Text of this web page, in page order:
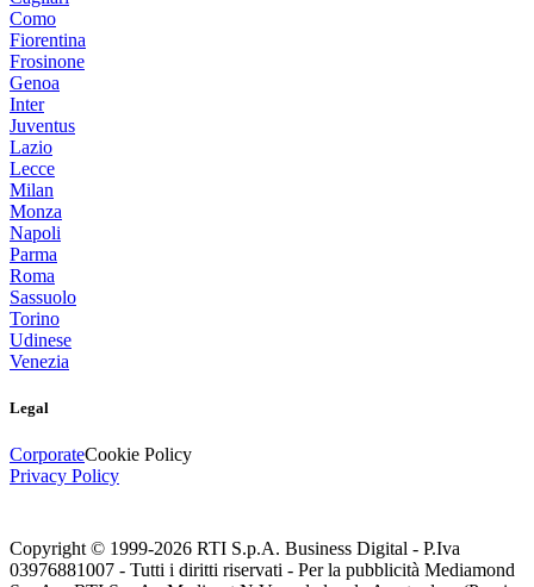
Como
Fiorentina
Frosinone
Genoa
Inter
Juventus
Lazio
Lecce
Milan
Monza
Napoli
Parma
Roma
Sassuolo
Torino
Udinese
Venezia
Legal
CorporateCookie Policy
Privacy Policy
Copyright © 1999-2026 RTI S.p.A. Business Digital - P.Iva
03976881007 - Tutti i diritti riservati - Per la pubblicità Mediamond